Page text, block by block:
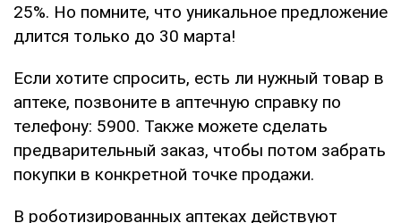
25%. Но помните, что уникальное предложение
длится только до 30 марта!
Если хотите спросить, есть ли нужный товар в
аптеке, позвоните в аптечную справку по
телефону: 5900. Также можете сделать
предварительный заказ, чтобы потом забрать
покупки в конкретной точке продажи.
В роботизированных аптеках действуют